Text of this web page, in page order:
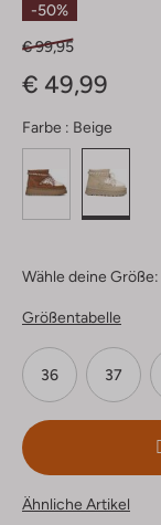
-50%
€ 99,95
€ 49,99
Farbe : Beige
Wähle deine Größe:
Größentabelle
36 37
Ähnliche Artikel